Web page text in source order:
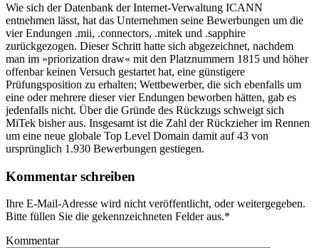
Wie sich der Datenbank der Internet-Verwaltung ICANN
entnehmen lässt, hat das Unternehmen seine Bewerbungen um die
vier Endungen .mii, .connectors, .mitek und .sapphire
zurückgezogen. Dieser Schritt hatte sich abgezeichnet, nachdem
man im »priorization draw« mit den Platznummern 1815 und höher
offenbar keinen Versuch gestartet hat, eine günstigere
Prüfungsposition zu erhalten; Wettbewerber, die sich ebenfalls um
eine oder mehrere dieser vier Endungen beworben hätten, gab es
jedenfalls nicht. Über die Gründe des Rückzugs schweigt sich
MiTek bisher aus. Insgesamt ist die Zahl der Rückzieher im Rennen
um eine neue globale Top Level Domain damit auf 43 von
ursprünglich 1.930 Bewerbungen gestiegen.
Kommentar schreiben
Ihre E-Mail-Adresse wird nicht veröffentlicht, oder weitergegeben.
Bitte füllen Sie die gekennzeichneten Felder aus.*
Kommentar